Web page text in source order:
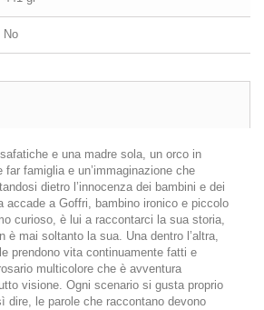
No
e una madre sola, un orco in
far famiglia e un’immaginazione che
dietro l’innocenza dei bambini e dei
accade a Goffri, bambino ironico e piccolo
curioso, è lui a raccontarci la sua storia,
è mai soltanto la sua. Una dentro l’altra,
prendono vita continuamente fatti e
multicolore che è avventura
visione. Ogni scenario si gusta proprio
dire, le parole che raccontano devono